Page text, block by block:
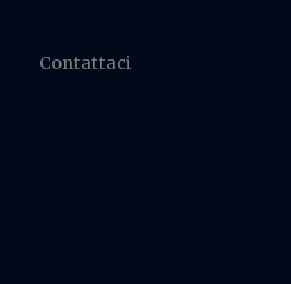
Contattaci